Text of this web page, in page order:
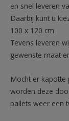
en snel leveren
Daarbij kunt u
100 x 120 cm
Tevens leveren
gewenste maat
Mocht er
worden deze
pallets weer een